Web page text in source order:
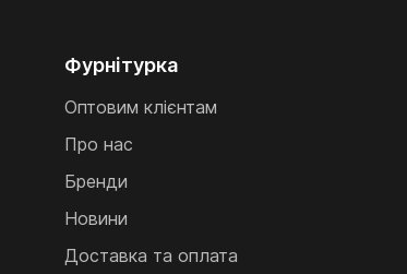
Фурнітурка
Оптовим клієнтам
Про нас
Бренди
Новини
Доставка та оплата